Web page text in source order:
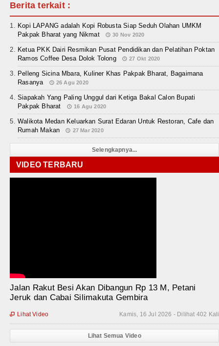
Berita terkait :
Kopi LAPANG adalah Kopi Robusta Siap Seduh Olahan UMKM
Pakpak Bharat yang Nikmat
30 Nov 2020
Ketua PKK Dairi Resmikan Pusat Pendidikan dan Pelatihan Poktan
Ramos Coffee Desa Dolok Tolong
27 Okt 2020
Pelleng Sicina Mbara, Kuliner Khas Pakpak Bharat, Bagaimana
Rasanya
26 Agu 2020
Siapakah Yang Paling Unggul dari Ketiga Bakal Calon Bupati
Pakpak Bharat
16 Agu 2020
Walikota Medan Keluarkan Surat Edaran Untuk Restoran, Cafe dan
Rumah Makan
27 Mar 2020
Selengkapnya...
VIDEO TERBARU
Jalan Rakut Besi Akan Dibangun Rp 13 M, Petani
Jeruk dan Cabai Silimakuta Gembira
Kamis, 16 Jul 2026 - Dilihat 402 Kali
 Lihat Video
Lihat Semua Video